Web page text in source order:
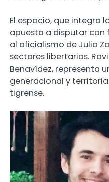
El espacio, que integra
apuesta a disputar con
al oficialismo de Julio
sectores libertarios.
Benavídez, representa
generacional y
tigrense.